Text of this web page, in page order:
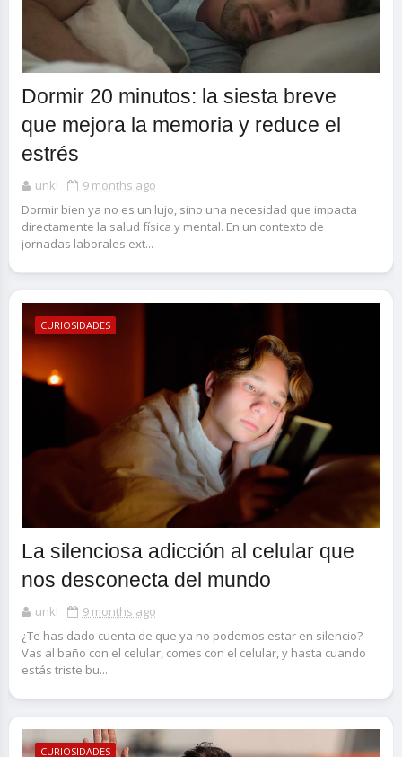
Dormir 20 minutos: la siesta breve
que mejora la memoria y reduce el
estrés
unk!
9 months ago
Dormir bien ya no es un lujo, sino una necesidad que impacta
directamente la salud física y mental. En un contexto de
jornadas laborales ext...
CURIOSIDADES
La silenciosa adicción al celular que
nos desconecta del mundo
unk!
9 months ago
¿Te has dado cuenta de que ya no podemos estar en silencio?
Vas al baño con el celular, comes con el celular, y hasta cuando
estás triste bu...
CURIOSIDADES